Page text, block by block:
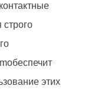
строго
обеспечит
этих